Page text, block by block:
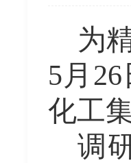
为
5月
化工
调